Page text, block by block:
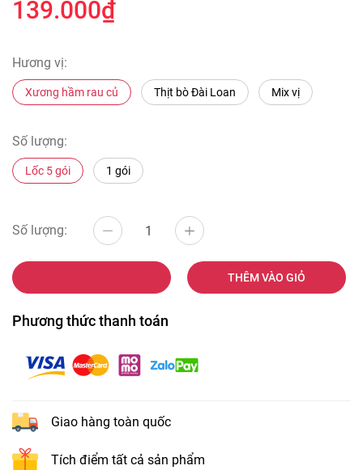
139.000₫
Hương vị:
Xương hầm rau củ Thịt bò Đài Loan Mix vị
Số lượng:
Lốc 5 gói 1 gói
Số lượng:
THÊM VÀO GIỎ
Phương thức thanh toán
Giao hàng toàn quốc
Tích điểm tất cả sản phẩm